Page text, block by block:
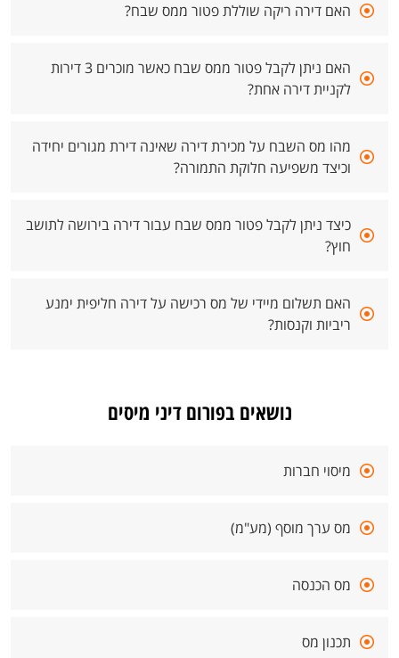
האם דירה ריקה שוללת פטור ממס שבח?
האם ניתן לקבל פטור ממס שבח כאשר מוכרים 3 דירות
לקניית דירה אחת?
מהו מס השבח על מכירת דירה שאינה דירת מגורים יחידה
וכיצד משפיעה חלוקת התמורה?
כיצד ניתן לקבל פטור ממס שבח עבור דירה בירושה לתושב
חוץ?
האם תשלום מיידי של מס רכישה על דירה חליפית ימנע
ריביות וקנסות?
נושאים בפורום דיני מיסים
מיסוי חברות
מס ערך מוסף (מע"מ)
מס הכנסה
תכנון מס